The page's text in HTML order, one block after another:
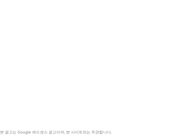
본 광고는 Google 애드센스 광고이며, 본 사이트와는 무관합니다.